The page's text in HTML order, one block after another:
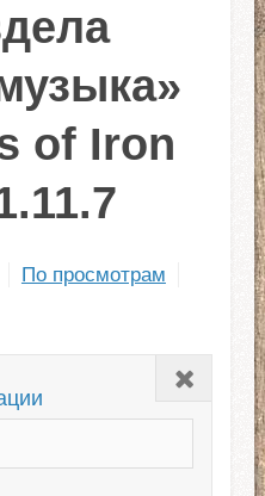
of Iron
По просмотрам
Закрыть